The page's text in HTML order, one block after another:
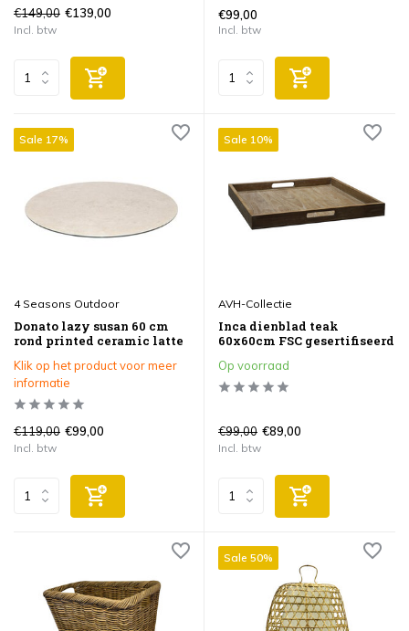
€149,00 €139,00
Incl. btw
€99,00
Incl. btw
Sale 17%
4 Seasons Outdoor
Donato lazy susan 60 cm
rond printed ceramic latte
Klik op het product voor meer
informatie
€119,00 €99,00
Incl. btw
Sale 10%
AVH-Collectie
Inca dienblad teak
60x60cm FSC gesertifiseerd
Op voorraad
€99,00 €89,00
Incl. btw
Sale 50%